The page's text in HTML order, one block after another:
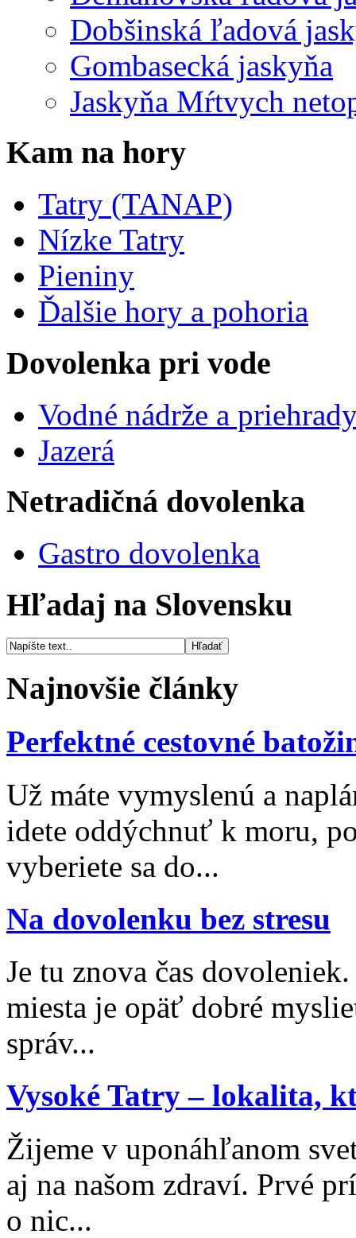
Dobšinská ľadová
Gombasecká jaskyňa
Jaskyňa Mŕtvych
Kam na hory
Tatry (TANAP)
Nízke Tatry
Pieniny
Ďalšie hory a pohoria
Dovolenka pri vode
Vodné nádrže a
Jazerá
Netradičná dovolenka
Gastro dovolenka
Hľadaj na Slovensku
Najnovšie články
Perfektné cestovné
Už máte vymyslenú a
idete oddýchnuť k moru,
vyberiete sa do...
Na dovolenku bez stresu
Je tu znova čas
miesta je opäť dobré
správ...
Vysoké Tatry – lokalita,
Žijeme v uponáhľanom
aj na našom zdraví. Prvé
o nic...